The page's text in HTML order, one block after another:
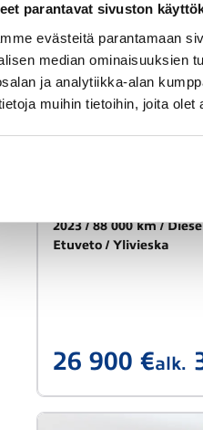
parantavat sivuston
evästeitä parantamaan
median ominaisuuksien
ja analytiikka-alan
muihin tietoihin, joita
2023 88 000 km
Etuveto
Ylivieska
26 900 €alk.